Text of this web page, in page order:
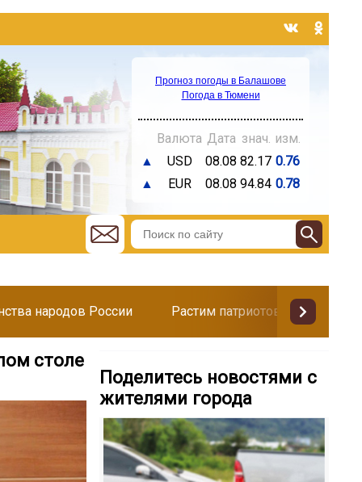
Прогноз погоды в Балашове
Погода в Тюмени
Валюта Дата знач. изм.
▲
USD 08.08 82.17 0.76
▲
EUR 08.08 94.84 0.78
народов России Растим патриотов
столе
Поделитесь новостями с
жителями города